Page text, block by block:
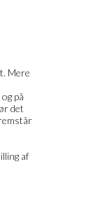
Mere
på
det
af